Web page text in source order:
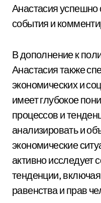
Анастасия успешно
события и
В дополнение к
Анастасия также
экономических и
имеет глубокое
процессов и
анализировать и
экономические
активно исследует
тенденции,
равенства и прав